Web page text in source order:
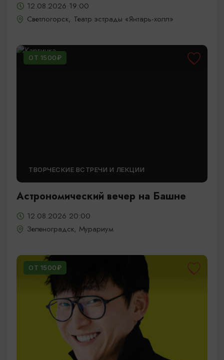
12.08.2026 19:00
Светлогорск, Театр эстрады «Янтарь-холл»
ОТ 1500₽
ТВОРЧЕСКИЕ ВСТРЕЧИ И ЛЕКЦИИ
Астрономический вечер на Башне
12.08.2026 20:00
Зеленоградск, Мурариум
ОТ 1500₽